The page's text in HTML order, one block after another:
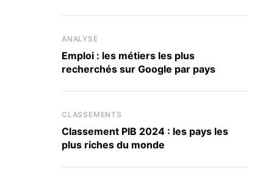
ANALYSE
Emploi : les métiers les plus
recherchés sur Google par pays
CLASSEMENTS
Classement PIB 2024 : les pays les
plus riches du monde